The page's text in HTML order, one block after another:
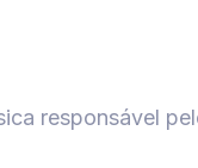
responsável